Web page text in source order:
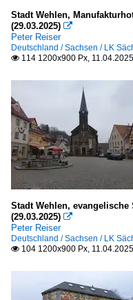
Stadt Wehlen,
(29.03.2025) 
Peter Reiser
Deutschland / Sachsen / LK
 114 1200x900 Px, 11.04.2025
Stadt Wehlen, evangelische
(29.03.2025) 
Peter Reiser
Deutschland / Sachsen / LK
 104 1200x900 Px, 11.04.2025